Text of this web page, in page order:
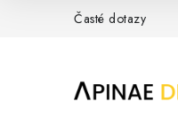
Časté dotazy